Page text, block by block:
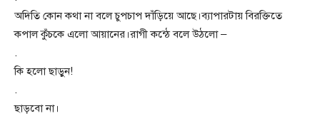
অদিতি কোন কথা না বলে চুপচাপ দাঁড়িয়ে আছে।ব্যাপারটায় বিরক্তিতে
কপাল কুঁচকে এলো আয়ানের।রাগী কন্ঠে বলে উঠলো –
.
কি হলো ছাড়ুন!
.
ছাড়বো না।